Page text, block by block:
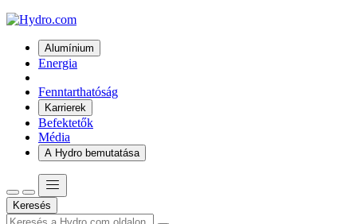
Alumínium
Energia
Fenntarthatóság
Karrierek
Befektetők
Média
A Hydro bemutatása
Keresés